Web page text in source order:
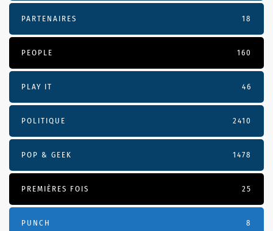
PARTENAIRES 18
PEOPLE 160
PLAY IT 46
POLITIQUE 2410
POP & GEEK 1478
PREMIÈRES FOIS 25
PUNCH 8